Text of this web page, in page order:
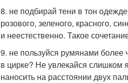
8. не подбирай тени в тон
розового, зеленого, красного,
и неестественно. Такое
9. не пользуйся румянами
в цирке? Не увлекайся слишком
наносить на расстоянии двух